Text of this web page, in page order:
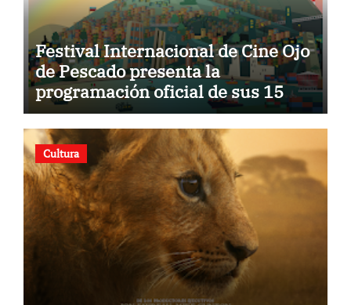
Festival Internacional de Cine Ojo
de Pescado presenta la
programación oficial de sus 15
años
Cultura